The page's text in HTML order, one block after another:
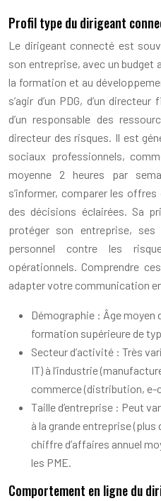
Profil type du dirigeant
Le dirigeant connecté est
son entreprise, avec un budget
la formation et au
s’agir d’un PDG, d’un
d’un responsable des
directeur des risques. Il est
sociaux professionnels,
moyenne 2 heures par
s’informer, comparer les offres
des décisions éclairées. Sa
protéger son entreprise,
personnel contre les
opérationnels. Comprendre
adapter votre communication
Démographie : Âge moyen
formation supérieure de
Secteur d’activité : Très
IT) à l’industrie
commerce (distribution, e-
Taille d’entreprise : Peut
à la grande entreprise (plus
chiffre d’affaires annuel
les PME.
Comportement en ligne du